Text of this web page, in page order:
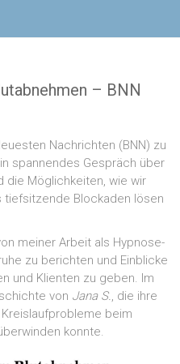
– BNN
Nachrichten (BNN) zu
spannendes Gespräch über
die Möglichkeiten, wie wir
Blockaden lösen
meiner Arbeit als Hypnose-
zu berichten und Einblicke
und Klienten zu geben. Im
von Jana S.
, die ihre
beim
konnte.